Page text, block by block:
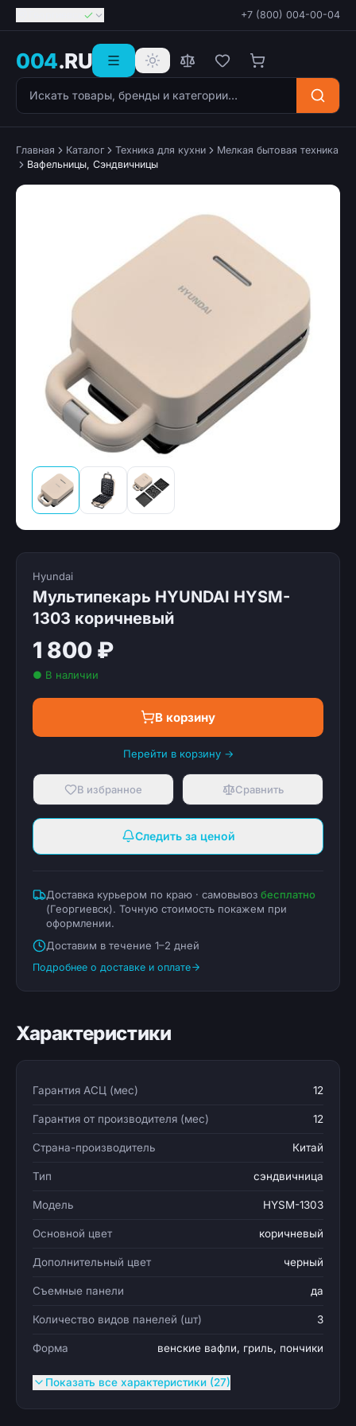
+7 (800) 004-00-04
004.RU
Поиск товаров
Главная Каталог Техника для кухни
Мелкая бытовая техника
Вафельницы, Сэндвичницы
Hyundai
Мультипекарь HYUNDAI HYSM-
1303 коричневый
1 800 ₽
● В наличии
В корзину
Перейти в корзину →
В избранное Сравнить
Следить за ценой
Доставка курьером по краю · самовывоз бесплатно
(Георгиевск). Точную стоимость покажем при
оформлении.
Доставим в течение 1–2 дней
Подробнее о доставке и оплате
Характеристики
Гарантия АСЦ (мес) 12
Гарантия от производителя (мес) 12
Страна-производитель Китай
Тип сэндвичница
Модель HYSM-1303
Основной цвет коричневый
Дополнительный цвет черный
Съемные панели да
Количество видов панелей (шт) 3
Форма венские вафли, гриль, пончики
Показать все характеристики (27)